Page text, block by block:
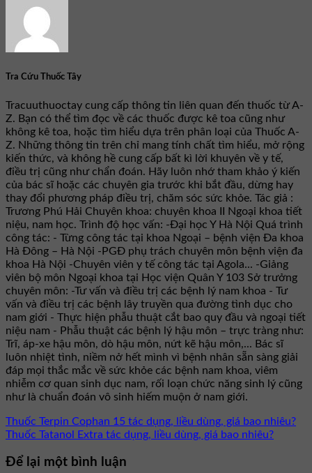
Tra Cứu Thuốc Tây
Tracuuthuoctay cung cấp thông tin liên quan đến thuốc từ A-
Z. Bạn có thể tìm đọc về các thuốc được kê toa cũng như
không kê toa, hoặc tìm hiểu dựa trên phân loại của Thuốc A-
Z. Những thông tin trên chỉ mang tính chất tìm hiểu, mở rộng
kiến thức, và không hề cung cấp bất kì lời khuyên về y tế,
điều trị cũng như chẩn đoán. Hãy luôn nhớ tham khảo ý kiến
của bác sĩ hoặc các chuyên gia trước khi bắt đầu, dừng hay
thay đổi phương pháp điều trị, chăm sóc sức khỏe. Tác giả :
Trương Phú Hải Chuyên khoa: chuyên khoa II Ngoại khoa tiết
niệu, nam học. Trình độ học vấn: -Đại học Y Hà Nội Quá trình
công tác: - Từng công tác tại khoa Ngoại – bệnh viện Đa khoa
Hà Đông – Hà Nội -PGĐ phụ trách chuyên môn bệnh viện đa
khoa Hà Nội -Chuyên viên y tế công tác tại Agola... -Giảng
viên bộ môn Ngoại khoa tại Học viện Quân Y 103 Sở trưởng
chuyên môn: -Tư vấn và điều trị các bệnh lý nam khoa - Tư
vấn và điều trị các bệnh lây truyền qua đường tình dục cho
nam giới - Thực hiện phẫu thuật cắt bao quy đầu và ngoại tiết
niệu nam - Phẫu thuật các bệnh lý hậu môn – trực tràng như:
Trĩ, áp-xe hậu môn, dò hậu môn, nứt kẽ hậu môn,... Bác sĩ
luôn nhiệt tình, niềm nở hết mình vì bệnh nhân sẵn sàng giải
đáp mọi thắc mắc về sức khỏe các bệnh nam khoa, viêm
nhiễm cơ quan sinh dục nam, rối loạn chức năng sinh lý cũng
như là chuẩn đoán vô sinh hiếm muộn ở nam giới.
Thuốc Terpin Cophan 15 tác dụng, liều dùng, giá bao nhiêu?
Thuốc Tatanol Extra tác dụng, liều dùng, giá bao nhiêu?
Để lại một bình luận